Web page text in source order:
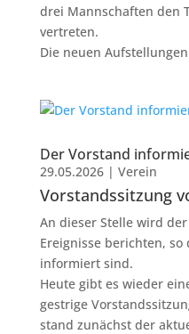
drei Mannschaften den
vertreten.
Die neuen
Der Vorstand
29.05.2026| Verein
Vorstandssitzung
An dieser Stelle wird
Ereignisse berichten, so
informiert sind.
Heute gibt es wieder
gestrige
stand zunächst der